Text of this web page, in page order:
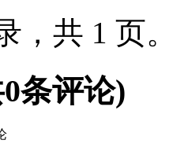
，共 1 页。
0条评论)